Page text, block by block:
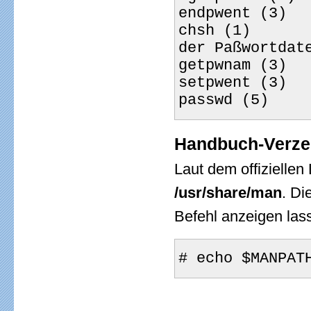
endpwent (3)
chsh (1)
der
getpwnam
setpwent (3)
passwd (5)
Handbuch-
Laut dem offiziellen
/usr/share/man.
Befehl anzeigen
# echo